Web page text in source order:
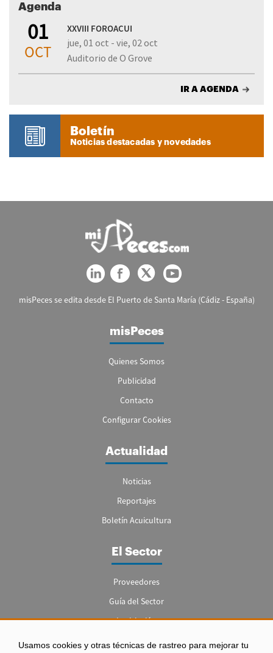
Usamos cookies y otras técnicas de rastreo para mejorar tu
Agenda
01
OCT
XXVIII FOROACUI
jue, 01 oct - vie, 02 oct
Auditorio de O Grove
IR A AGENDA
Boletín
Noticias destacadas y novedades
misPeces se edita desde El Puerto de Santa María (Cádiz - España)
misPeces
Quienes Somos
Publicidad
Contacto
Configurar Cookies
Actualidad
Noticias
Reportajes
Boletín Acuicultura
El Sector
Proveedores
Guía del Sector
Legislación
Empleo